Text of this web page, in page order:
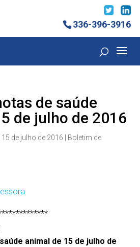
336-396-3916
de saúde
de julho de 2016
15 de julho de 2016
Boletim de
animal de 15 de julho de